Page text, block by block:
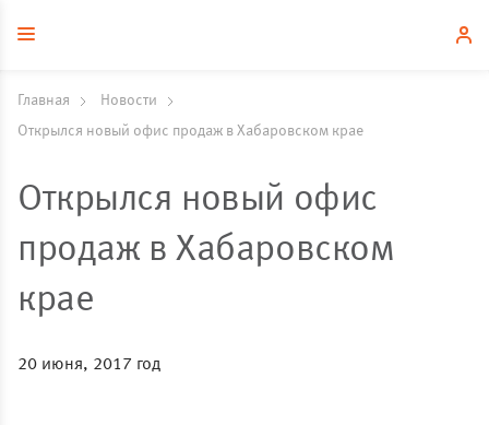
Главная
Новости
Открылся новый офис продаж в Хабаровском крае
Открылся новый офис
продаж в Хабаровском
крае
20 июня, 2017 год